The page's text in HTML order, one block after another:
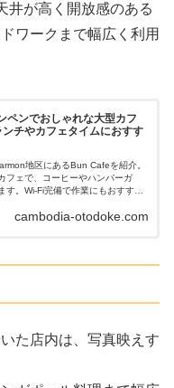
井が高く開放感のある
ワークまで幅広く利用
ペンでおしゃれな大型カフ
チやカフェタイムにおすす
地区にあるBun Cafeを紹介。
フェで、コーヒーやハンバーガ
す。Wi-Fi完備で作業にもおすす
cambodia-otodoke.com
た店内は、写真映えす